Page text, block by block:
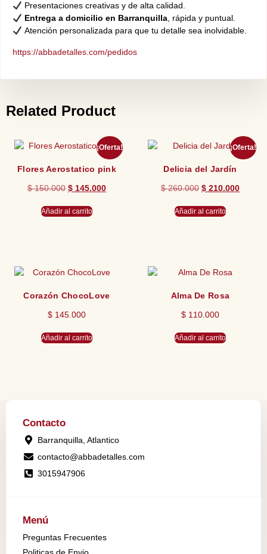
Presentaciones creativas y de alta calidad.
Entrega a domicilio en Barranquilla, rápida y puntual.
Atención personalizada para que tu detalle sea inolvidable.
https://abbadetalles.com/pedidos
Related Product
¡Oferta!
Flores Aerostatico pink
$150.000 $ 145.000
Añadir al carrito
¡Oferta!
Delicia del Jardín
$260.000 $ 210.000
Añadir al carrito
Corazón ChocoLove
$ 145.000
Añadir al carrito
Alma De Rosa
$ 110.000
Añadir al carrito
Contacto
Barranquilla, Atlantico
contacto@abbadetalles.com
3015947906
Menú
Preguntas Frecuentes